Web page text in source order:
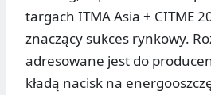
targach ITMA Asia + CITME
znaczący sukces rynkowy.
adresowane jest do
kładą nacisk na